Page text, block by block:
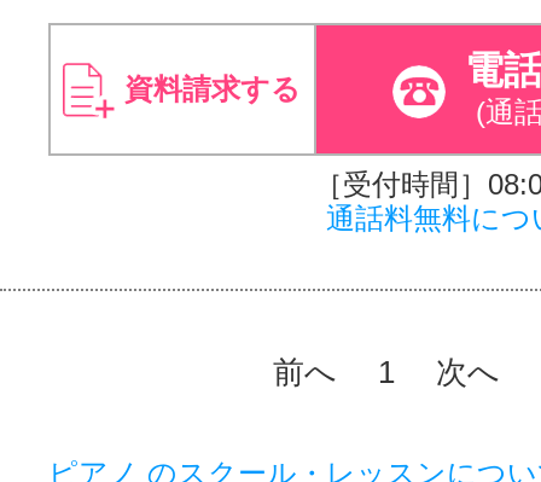
資料請求する 電
(通
［受付時間］
通話料無料につ
前へ 1 次へ
ピアノ のスクール・レッスンにつ